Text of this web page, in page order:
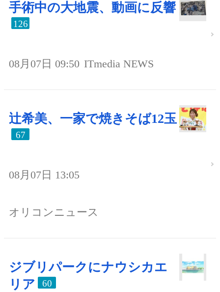
手術中の大地震、動画に反響
126
08月07日 09:50 ITmedia NEWS
辻希美、一家で焼きそば12玉
67
08月07日 13:05
オリコンニュース
ジブリパークにナウシカエ
リア
60